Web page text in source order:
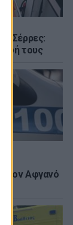
Σέρρες:
ζωή τους
τον Αφγανό